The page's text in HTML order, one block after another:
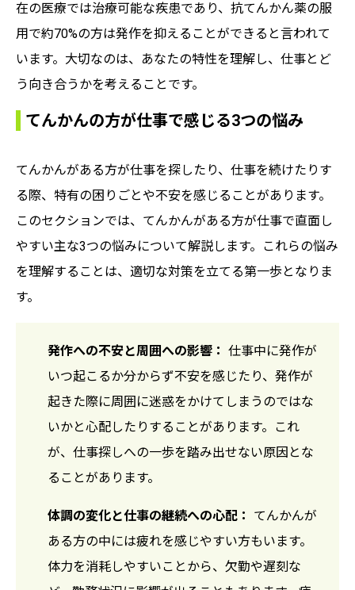
在の医療では治療可能な疾患であり、抗てんかん薬の服
用で約70%の方は発作を抑えることができると言われて
います。大切なのは、あなたの特性を理解し、仕事とど
う向き合うかを考えることです。
てんかんの方が仕事で感じる3つの悩み
てんかんがある方が仕事を探したり、仕事を続けたりす
る際、特有の困りごとや不安を感じることがあります。
このセクションでは、てんかんがある方が仕事で直面し
やすい主な3つの悩みについて解説します。これらの悩み
を理解することは、適切な対策を立てる第一歩となりま
す。
発作への不安と周囲への影響： 仕事中に発作が
いつ起こるか分からず不安を感じたり、発作が
起きた際に周囲に迷惑をかけてしまうのではな
いかと心配したりすることがあります。これ
が、仕事探しへの一歩を踏み出せない原因とな
ることがあります。
体調の変化と仕事の継続への心配：
てんかんが
ある方の中には疲れを感じやすい方もいます。
体力を消耗しやすいことから、欠勤や遅刻な